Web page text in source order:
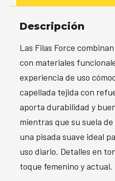
Descripción
Las Filas Force
con materiales
experiencia de uso
capellada tejida con
aporta durabilidad y
mientras que su suela
una pisada suave ideal
uso diario. Detalles en
toque femenino y actual.